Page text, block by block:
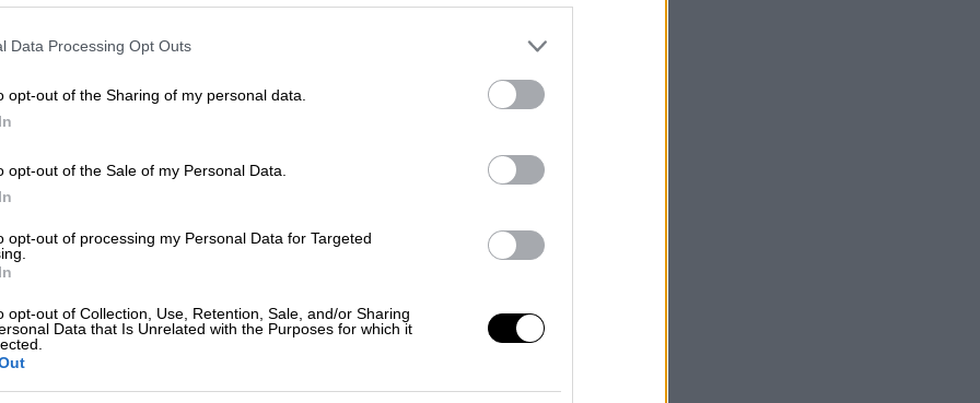
Data Processing Opt Outs
opt-out of the Sharing of my personal data.
opt-out of the Sale of my Personal Data.
opt-out of processing my Personal Data for Targeted
opt-out of Collection, Use, Retention, Sale, and/or Sharing
Data that Is Unrelated with the Purposes for which it
το ΕΘΝΟΣ στη Google
η
παρότι η κοπέλα διέφυγε τον